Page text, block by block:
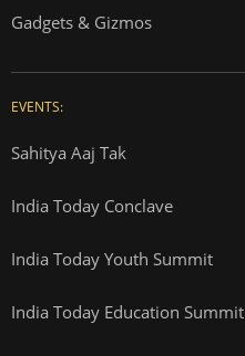
Gadgets & Gizmos
EVENTS:
Sahitya Aaj Tak
India Today Conclave
India Today Youth Summit
India Today Education Summit